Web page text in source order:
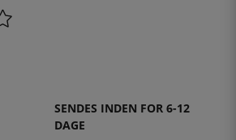
SENDES INDEN FOR 6-12
DAGE